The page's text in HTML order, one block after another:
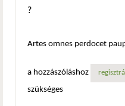
?
Artes omnes perdocet
a hozzászóláshoz
szükséges